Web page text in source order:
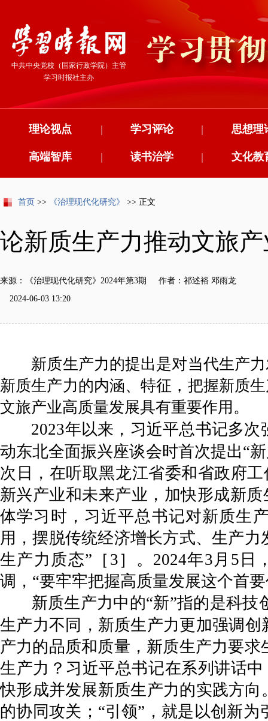
中共中央党校（国家行政学院）主管
学习时报社主办
理论视点 学习评论
| 思想理
|
高端智库 读书治学
| 文化教
|
首页 >> 《治理现代化研究》 >> 正文
论新质生产力推动文旅
来源：《治理现代化研究》2024年第3期 作者：祁述裕 邓雨龙
2024-06-03 13:20
新质生产力的提出是对当代生产
新质生产力的内涵、特征，把握新质
文旅产业高质量发展具有重要作用。
2023年以来，习近平总书记多
动东北全面振兴座谈会时首次提出“
次日，在听取黑龙江省委和省政府
新兴产业和未来产业，加快形成新
体学习时，习近平总书记对新质生
用，摆脱传统经济增长方式、生产
生产力质态”［3］。2024年3月5
调，“要牢牢把握高质量发展这个首
新质生产力中的“新”指的是科
生产力不同，新质生产力更加强调
产力的品质和质量，新质生产力要
生产力？习近平总书记在系列讲话中
快形成并发展新质生产力的实践方
的协同攻关；“引领”，就是以创新